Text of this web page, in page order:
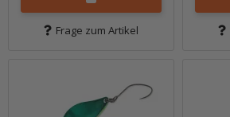
Frage zum Artikel